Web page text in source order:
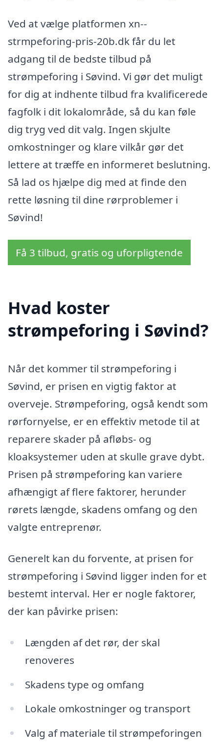
Ved at vælge platformen xn--
strmpeforing-pris-20b.dk får du let
adgang til de bedste tilbud på
strømpeforing i Søvind. Vi gør det muligt
for dig at indhente tilbud fra kvalificerede
fagfolk i dit lokalområde, så du kan føle
dig tryg ved dit valg. Ingen skjulte
omkostninger og klare vilkår gør det
lettere at træffe en informeret beslutning.
Så lad os hjælpe dig med at finde den
rette løsning til dine rørproblemer i
Søvind!
Få 3 tilbud, gratis og uforpligtende
Hvad koster
strømpeforing i Søvind?
Når det kommer til strømpeforing i
Søvind, er prisen en vigtig faktor at
overveje. Strømpeforing, også kendt som
rørfornyelse, er en effektiv metode til at
reparere skader på afløbs- og
kloaksystemer uden at skulle grave dybt.
Prisen på strømpeforing kan variere
afhængigt af flere faktorer, herunder
rørets længde, skadens omfang og den
valgte entreprenør.
Generelt kan du forvente, at prisen for
strømpeforing i Søvind ligger inden for et
bestemt interval. Her er nogle faktorer,
der kan påvirke prisen:
Længden af det rør, der skal
renoveres
Skadens type og omfang
Lokale omkostninger og transport
Valg af materiale til strømpeforingen